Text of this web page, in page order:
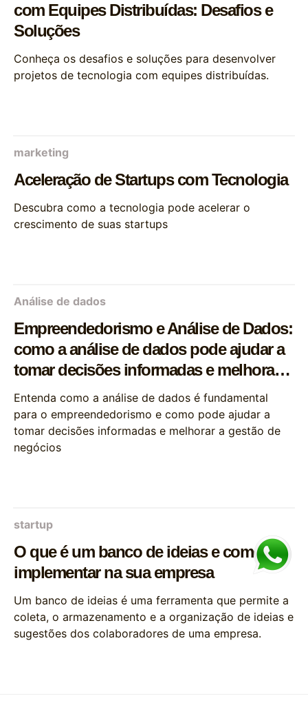
com Equipes Distribuídas: Desafios e
Soluções
Conheça os desafios e soluções para desenvolver
projetos de tecnologia com equipes distribuídas.
marketing
Aceleração de Startups com Tecnologia
Descubra como a tecnologia pode acelerar o
crescimento de suas startups
Análise de dados
Empreendedorismo e Análise de Dados:
como a análise de dados pode ajudar a
tomar decisões informadas e melhorar a
gestão de negócios
Entenda como a análise de dados é fundamental
para o empreendedorismo e como pode ajudar a
tomar decisões informadas e melhorar a gestão de
negócios
startup
O que é um banco de ideias e como
implementar na sua empresa
Um banco de ideias é uma ferramenta que permite a
coleta, o armazenamento e a organização de ideias e
sugestões dos colaboradores de uma empresa.